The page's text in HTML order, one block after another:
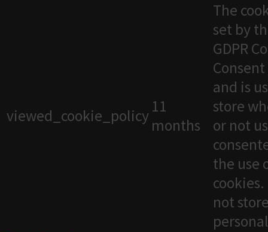
viewed_cookie_policy 11
months
The
set by
GDPR
and is
store
or not
the use
not